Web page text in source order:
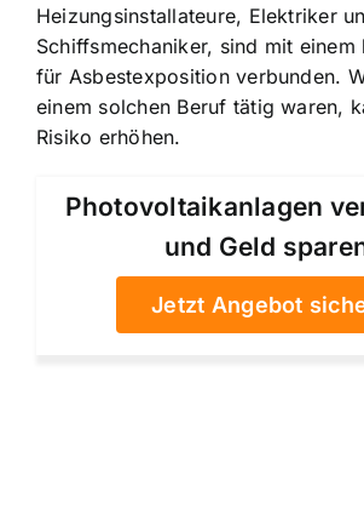
Heizungsinstallateure, Elektriker
Schiffsmechaniker, sind mit einem
für Asbestexposition verbunden.
einem solchen Beruf tätig waren,
Risiko erhöhen.
Photovoltaikanlagen
und Geld
Jetzt Angebot